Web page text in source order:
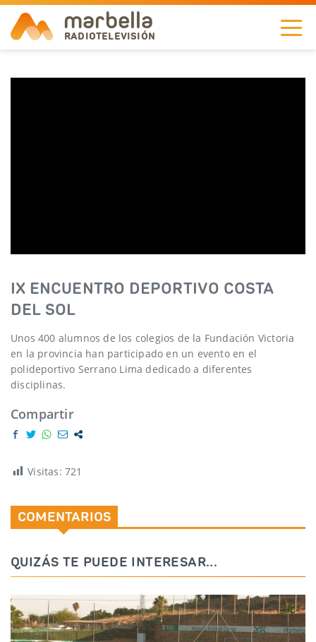
marbella
RADIOTELEVISIÓN
IX ENCUENTRO DEPORTIVO COSTA
DEL SOL
Unos 400 alumnos de los colegios de la Fundación Victoria
en la provincia han participado en un evento en el
polideportivo Serrano Lima dedicado a diferentes
disciplinas.
Compartir
Visitas: 721
COMENTARIOS
QUIZÁS TE PUEDE INTERESAR...